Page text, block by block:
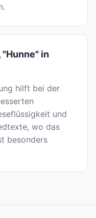
in
hilft bei der
und
wo das
besonders